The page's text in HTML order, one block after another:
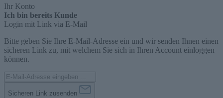
Ihr Konto
Ich bin bereits Kunde
Login mit Link via E-Mail
Bitte geben Sie Ihre E-Mail-Adresse ein und wir senden Ihnen einen
sicheren Link zu, mit welchem Sie sich in Ihren Account einloggen
können.
Sicheren Link zusenden